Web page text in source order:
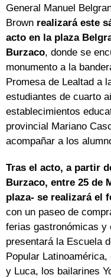
General Manuel
Brown realizará este
acto en la plaza
Burzaco, donde se
monumento a la
Promesa de Lealtad a
estudiantes de cuarto
establecimientos
provincial Mariano
acompañar a los
Tras el acto, a partir
Burzaco, entre 25 de
plaza- se realizará el
con un paseo de
ferias gastronómicas y
presentará la Escuela
Popular
y Luca, los bailarines